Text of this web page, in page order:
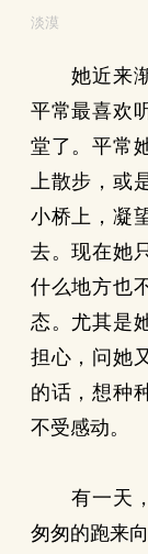
淡漠
她近来渐
平常最喜欢
堂了。平常
上散步，或
小桥上，凝
去。现在她
什么地方也
态。尤其是
担心，问她
的话，想种
不受感动。
有一天，
匆匆的跑来